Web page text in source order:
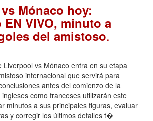
Mónaco hoy:
EN VIVO, minuto a
del amistoso.
Liverpool vs Mónaco entra en su etapa
internacional que servirá para
antes del comienzo de la
como franceses utilizarán este
minutos a sus principales figuras, evaluar
y corregir los últimos detalles t�